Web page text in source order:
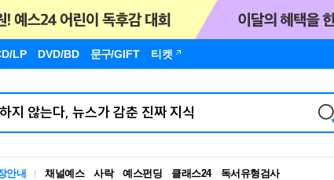
LP DVD/BD 문구/GIFT 티켓
안내 채널예스 사락 예스펀딩 클래스24
독서유형검사